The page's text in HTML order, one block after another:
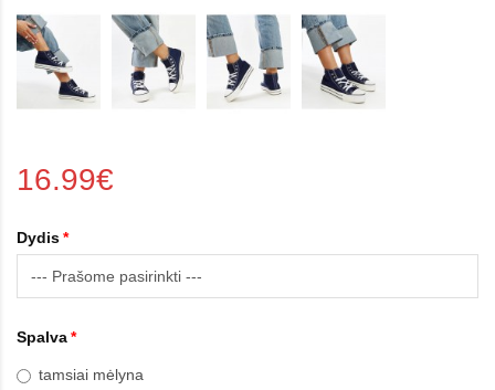
16.99€
Dydis
Spalva
tamsiai mėlyna